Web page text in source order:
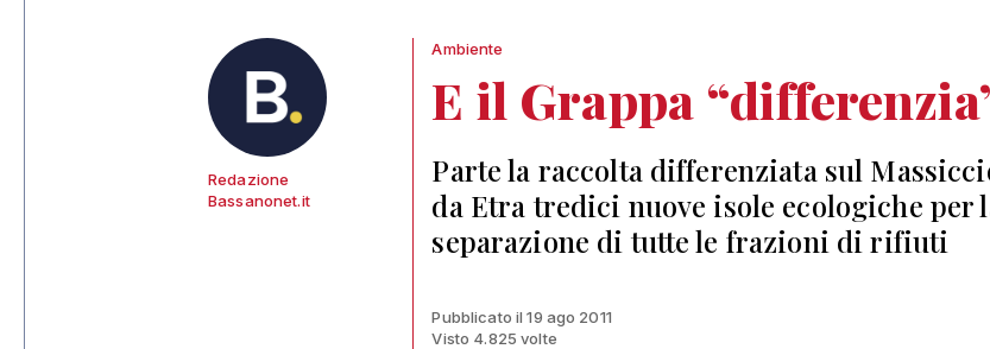
Redazione
Bassanonet.it
Ambiente
E il Grappa
Parte la raccolta differenziata sul
da Etra tredici nuove isole ecologiche per
separazione di tutte le frazioni di rifiuti
Pubblicato il 19 ago 2011
Visto 4.825 volte